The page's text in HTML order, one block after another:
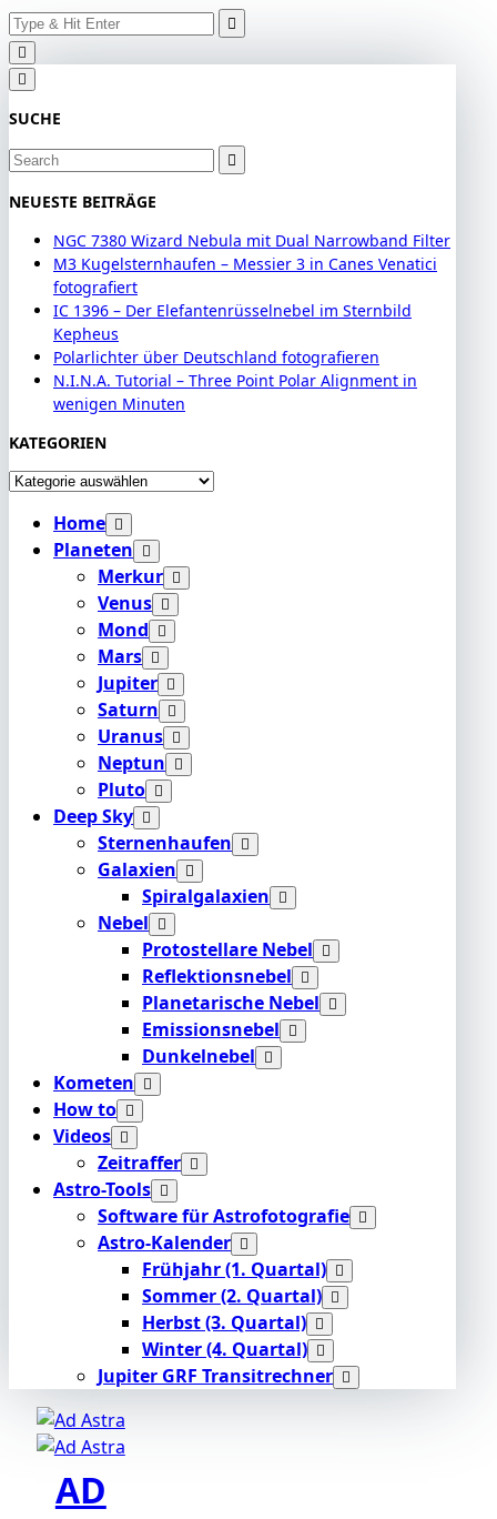
Skip
to
content
Search
for:
SUCHE
Search
for:
NEUESTE BEITRÄGE
NGC 7380 Wizard Nebula mit Dual Narrowband Filter
M3 Kugelsternhaufen – Messier 3 in Canes Venatici
fotografiert
IC 1396 – Der Elefantenrüsselnebel im Sternbild
Kepheus
Polarlichter über Deutschland fotografieren
N.I.N.A. Tutorial – Three Point Polar Alignment in
wenigen Minuten
KATEGORIEN
Kategorien
Home
Planeten
Merkur
Venus
Mond
Mars
Jupiter
Saturn
Uranus
Neptun
Pluto
Deep Sky
Sternenhaufen
Galaxien
Spiralgalaxien
Nebel
Protostellare Nebel
Reflektionsnebel
Planetarische Nebel
Emissionsnebel
Dunkelnebel
Kometen
How to
Videos
Zeitraffer
Astro-Tools
Software für Astrofotografie
Astro-Kalender
Frühjahr (1. Quartal)
Sommer (2. Quartal)
Herbst (3. Quartal)
Winter (4. Quartal)
Jupiter GRF Transitrechner
AD